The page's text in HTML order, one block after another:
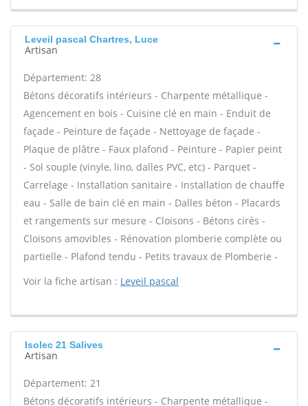
Leveil pascal Chartres, Luce
Artisan
Département: 28
Bétons décoratifs intérieurs - Charpente métallique -
Agencement en bois - Cuisine clé en main - Enduit de
façade - Peinture de façade - Nettoyage de façade -
Plaque de plâtre - Faux plafond - Peinture - Papier peint
- Sol souple (vinyle, lino, dalles PVC, etc) - Parquet -
Carrelage - Installation sanitaire - Installation de chauffe
eau - Salle de bain clé en main - Dalles béton - Placards
et rangements sur mesure - Cloisons - Bétons cirés -
Cloisons amovibles - Rénovation plomberie complète ou
partielle - Plafond tendu - Petits travaux de Plomberie -
Voir la fiche artisan : Leveil pascal
Isolec 21 Salives
Artisan
Département: 21
Bétons décoratifs intérieurs - Charpente métallique -